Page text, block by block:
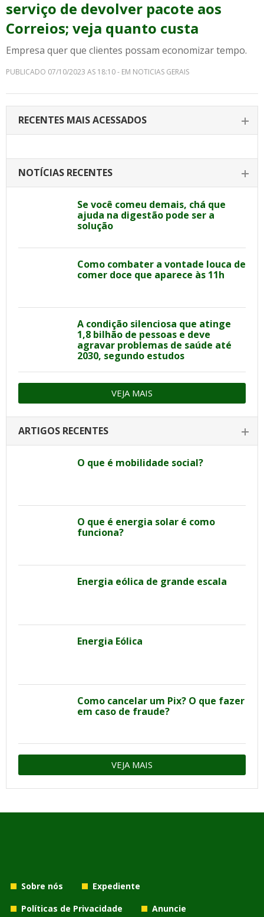
serviço de devolver pacote aos
Correios; veja quanto custa
Empresa quer que clientes possam economizar tempo.
PUBLICADO 07/10/2023 AS 18:10 - EM NOTICIAS GERAIS
RECENTES MAIS ACESSADOS
NOTÍCIAS RECENTES
Se você comeu demais, chá que
ajuda na digestão pode ser a
solução
Como combater a vontade louca de
comer doce que aparece às 11h
A condição silenciosa que atinge
1,8 bilhão de pessoas e deve
agravar problemas de saúde até
2030, segundo estudos
VEJA MAIS
ARTIGOS RECENTES
O que é mobilidade social?
O que é energia solar é como
funciona?
Energia eólica de grande escala
Energia Eólica
Como cancelar um Pix? O que fazer
em caso de fraude?
VEJA MAIS
Sobre nós
Expediente
Políticas de Privacidade
Anuncie